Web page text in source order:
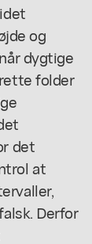
og
dygtige
folder
det
at
Derfor